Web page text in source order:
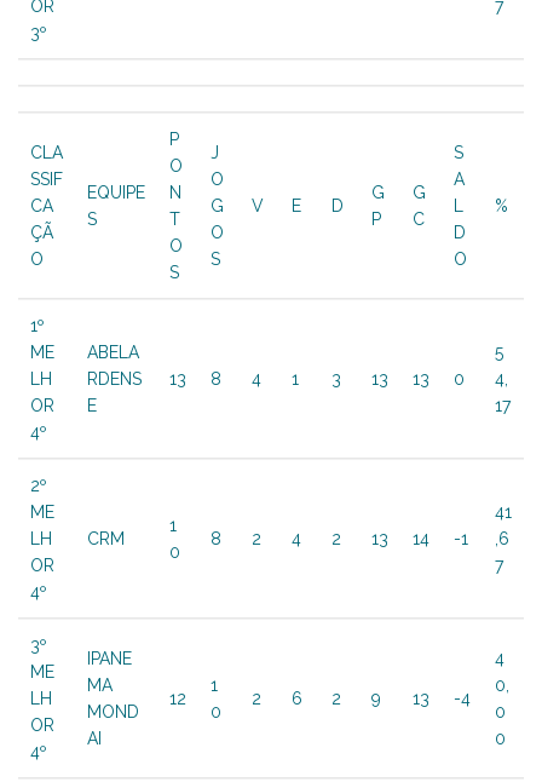
OR
3º
7
CLA
SSIF
CA
ÇÃ
O
EQUIPE
S
P
O
N
T
O
S
J
O
G
O
S
V E D
G
P
G
C
S
A
L
D
O
%
1º
ME
LH
OR
4º
ABELA
RDENS
E
13 8 4 1 3 13 13 0
5
4,
17
2º
ME
LH
OR
4º
CRM
1
0
8 2 4 2 13 14 -1
41
,6
7
3º
ME
LH
OR
4º
IPANE
MA
MOND
AI
12
1
0
2 6 2 9 13 -4
4
0,
0
0